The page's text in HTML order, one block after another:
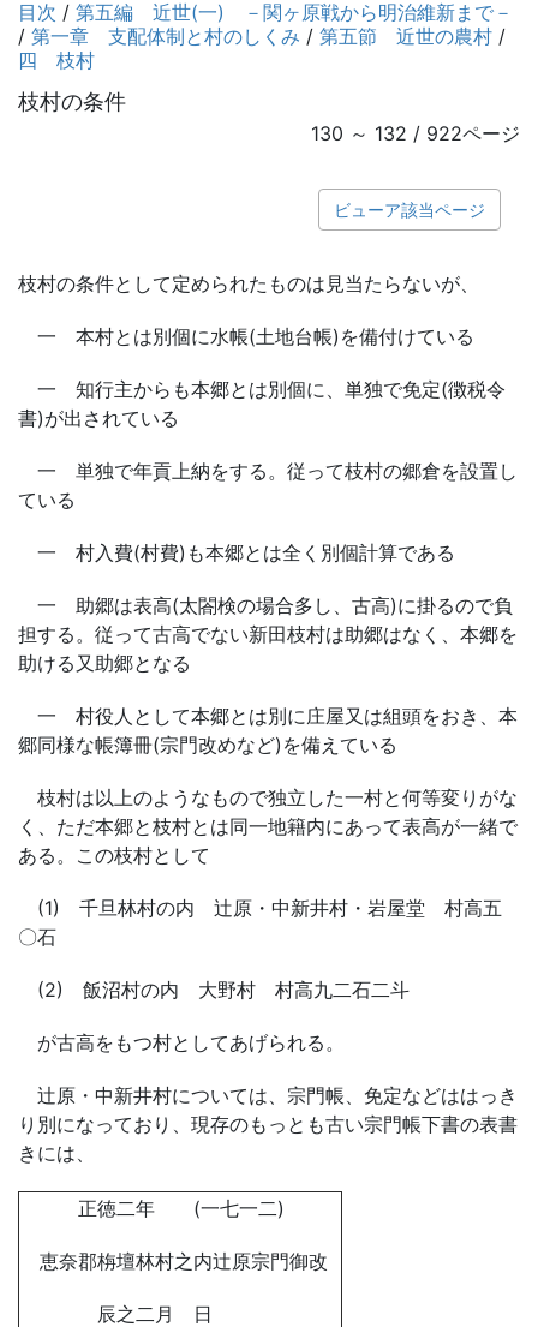
目次 / 第五編 近世(一) －関ヶ原戦から明治維新まで－
/ 第一章 支配体制と村のしくみ / 第五節 近世の農村 /
四 枝村
枝村の条件
130 ～ 132 / 922ページ
ビューア該当ページ
枝村の条件として定められたものは見当たらないが、
一 本村とは別個に水帳(土地台帳)を備付けている
一 知行主からも本郷とは別個に、単独で免定(徴税令
書)が出されている
一 単独で年貢上納をする。従って枝村の郷倉を設置し
ている
一 村入費(村費)も本郷とは全く別個計算である
一 助郷は表高(太閤検の場合多し、古高)に掛るので負
担する。従って古高でない新田枝村は助郷はなく、本郷を
助ける又助郷となる
一 村役人として本郷とは別に庄屋又は組頭をおき、本
郷同様な帳簿冊(宗門改めなど)を備えている
枝村は以上のようなもので独立した一村と何等変りがな
く、ただ本郷と枝村とは同一地籍内にあって表高が一緒で
ある。この枝村として
(1) 千旦林村の内 辻原・中新井村・岩屋堂 村高五
〇石
(2) 飯沼村の内 大野村 村高九二石二斗
が古高をもつ村としてあげられる。
辻原・中新井村については、宗門帳、免定などははっき
り別になっており、現存のもっとも古い宗門帳下書の表書
きには、
正徳二年 (一七一二)
恵奈郡栴壇林村之内辻原宗門御改
辰之二月 日